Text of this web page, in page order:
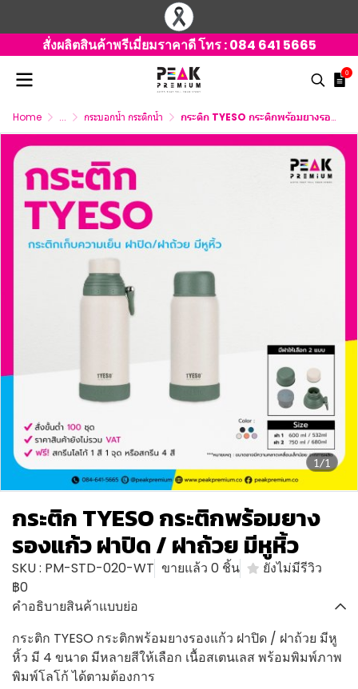
สั่งผลิตสินค้าพรีเมี่ยมราคาดี โทร :084 641 5665
0
Home ... กระบอกน้ำ กระติกน้ำ กระติก TYESO กระติกพร้อมยางรองแก้ว ฝาปิด / ฝาถ้วย มีหูหิ้ว
1/1
กระติก TYESO กระติกพร้อมยาง
รองแก้ว ฝาปิด / ฝาถ้วย มีหูหิ้ว
SKU : PM-STD-020-WT ขายแล้ว 0 ชิ้น
ยังไม่มีรีวิว
฿0
คำอธิบายสินค้าแบบย่อ
กระติก TYESO กระติกพร้อมยางรองแก้ว ฝาปิด / ฝาถ้วย มีหู
หิ้ว มี 4 ขนาด มีหลายสีให้เลือก เนื้อสเตนเลส พร้อมพิมพ์ภาพ
พิมพ์โลโก้ ได้ตามต้องการ